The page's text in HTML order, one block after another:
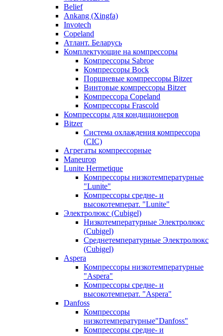
Belief
Ankang (Xingfa)
Invotech
Copeland
Атлант. Беларусь
Комплектующие на компрессоры
Компрессоры Sabroe
Компрессоры Bock
Поршневые компрессоры Bitzer
Винтовые компрессоры Bitzer
Компрессора Copeland
Компрессоры Frascold
Компрессоры для кондиционеров
Bitzer
Система охлаждения компрессора
(CIC)
Агрегаты компрессорные
Maneurop
Lunite Hermetique
Компрессоры низкотемпературные
"Lunite"
Компрессоры средне- и
высокотемперат. "Lunite"
Электролюкс (Cubigel)
Низкотемпературные Электролюкс
(Cubigel)
Среднетемпературные Электролюкс
(Cubigel)
Aspera
Компрессоры низкотемпературные
"Aspera"
Компрессоры средне- и
высокотемперат. "Aspera"
Danfoss
Компрессоры
низкотемпературные"Danfoss"
Компрессоры средне- и